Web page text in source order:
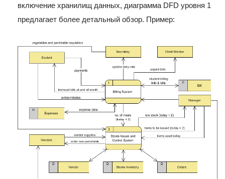
включение хранилищ данных, диаграмма DFD уровня 1
предлагает более детальный обзор. Пример: